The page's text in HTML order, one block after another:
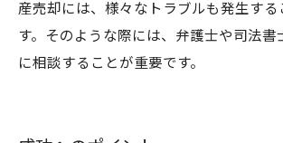
産売却には、様々なトラブルも発生する
す。そのような際には、弁護士や司法書
に相談することが重要です。